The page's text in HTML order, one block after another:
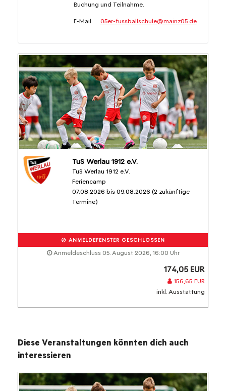
Buchung und Teilnahme.
E-Mail 05er-fussballschule@mainz05.de
TuS Werlau 1912 e.V.
TuS Werlau 1912 e.V.
Feriencamp
07.08.2026 bis 09.08.2026 (2 zukünftige
Termine)
ANMELDEFENSTER GESCHLOSSEN
Anmeldeschluss 05. August 2026, 16:00 Uhr
174,05 EUR
156,65 EUR
inkl. Ausstattung
Diese Veranstaltungen könnten dich auch
interessieren